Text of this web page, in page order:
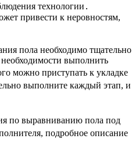
технологии․
привести к неровностям,
пола необходимо тщательно
выполнить
можно приступать к укладке
выполните каждый этап, и
по выравниванию пола под
подробное описание